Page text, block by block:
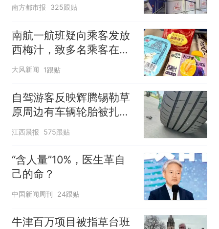
南方都市报 325跟贴
南航一航班疑向乘客发放
西梅汁，致多名乘客在飞
行途中排队上厕所！乘
客：机上100多人只有2个
厕所；客服回应：并非每
架飞机都会发放西梅汁
大风新闻 1跟贴
自驾游客反映辉腾锡勒草
原周边有车辆轮胎被扎，
修理店铺换胎价格高达千
元，官方发布情况通报
江西晨报 575跟贴
“含人量”10%，医生革自
己的命？
中国新闻周刊 24跟贴
牛津百万项目被指草台班